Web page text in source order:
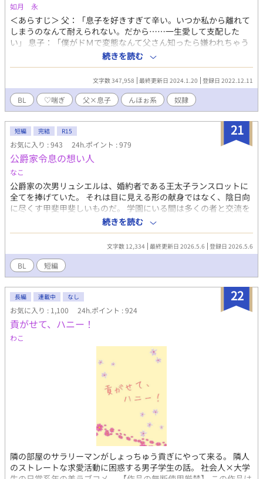
如月 永
＜あらすじ＞ 父：「息子を好きすぎて辛い。いつか私から離れて
しまうのなんて耐えられない。だから……一生愛して支配した
い」 息子：「僕がドＭで変態なんて父さん知ったら嫌われちゃう
よね。でも僕は母さんにしてたみたいにドＳな父さんに虐めて欲
しい」 父子家庭で仲良く暮らす二人は、実は長年両片思いだっ
た。 拗らせ過ぎた愛情はやっと成就し、ご主人様と奴隷の生活が
始まった。 ＜説明＆注意点＞ 父×息子。近親相姦。ストーリー性
０。エロ中心。ソフトＳＭ傾向。 設定も深くありませんので、血
の繋がりもそれほど気にせずとも読めるかも。 素人作品のため、
作者の気分次第で視点が急に変わったり、文体が変わる傾向があ
ります。特にエロ文章を試行錯誤中。 誤字脱字、話中の矛盾、変
態プレイなど気になら方はどうぞ頭からっぽにして読んでくださ
い。 ＜キャラクター覚書＞ ●父：御主人様。40代。Ｓっ気あり。
年齢に見合わず絶倫。妻（母）を亡くしてから息子が生きがい。
歪んだ愛が蓄積し、息子を奴隷とする。 息子を育てるために、在
宅で出来る仕事をし、家事全般にも優秀。 ●息子：大学生。20
代。快感に弱く流されやすい。父限定で淫乱ビッチ奴隷。物心が
ついた頃からドＭだと自覚あり。母似で、幼少は女の子とからか
われるのが嫌で、今は適度に身体を鍛えて身長も高い。通常時は
父を「オヤジ」、自分を「俺」と呼ぶが、えっちな状況や気分に
なると「父さん」「僕」と無意識に呼び方が変わる。 ●母（故
人）：作中にはほぼ出ませんが、息子が小学生の頃、病気で亡く
なる。父とは性癖が合い長年のセフレを経て妻になる。息子にと
っては母。
続きを読む
文字数 347,958 最終更新日 2024.1.20 登録日 2022.12.11
BL ♡喘ぎ 父×息子 んほぉ系 奴隷
21
短編 完結 R15
お気に入り : 943 24h.ポイント : 979
公爵家令息の想い人
なこ
公爵家の次男リュシエルは、婚約者である王太子ランスロットに
全てを捧げていた。 それは目に見える形の献身ではなく、陰日向
に尽くす甲斐甲斐しいものだ。 学園にいる間は多くの者と交流を
図りたいと言うランスロットの申し出でさえも、リュシエルは素
直に受け入れた。 ランスロットは側近候補の宰相令息と騎士家系
の令息、そして平民から伯爵家に養子縁組されたリオルに囲ま
れ、学園生活を満喫している。 彼等はいつも一緒だ。 笑いに溢
れ、仲睦まじく、他者が入り込める隙間はない。 リュシエルは何
度もランスロットに苦言を呈した。 もっと多くの者と交流を持つ
べきだと。初めにそう告げてきたのは、ランスロットではないか
と。 だが、その苦言が彼等に届くことのないまま、時は流れ卒園
を迎える。 学園の卒業と共に、リュシエルは本格的に王宮へと入
り、間も無く婚姻がなされる予定だった。 卒業の式典が終わり、
学生たちが初めて迎える公式な社交の場、卒業生やその親族達が
集う中、リュシエルは誰にもエスコートされることなく、一人ポ
ツンと彼等と対峙していた。 「リュシエル、其方との婚約解消を
陛下も公爵家も、既に了承済みだ。」 ランスロットの言葉に、こ
れまで一度も毅然とした態度を崩すことのなかったリュシエル
は、信じられないと膝から崩れ落ちた。 思い付きで書き上げまし
た。 全3話 他の連載途絶えている方も、ぼちぼち書き始める予定
です 書くことに億劫になり、リハビリ的に思いつくまま書いたの
で、矛盾とか色々スルーして頂けるとありがたいです
続きを読む
文字数 12,334 最終更新日 2026.5.6 登録日 2026.5.6
BL 短編
22
長編 連載中 なし
お気に入り : 1,100 24h.ポイント : 924
貢がせて、ハニー！
わこ
隣の部屋のサラリーマンがしょっちゅう貢ぎにやって来る。 隣人
のストレートな求愛活動に困惑する男子学生の話。 社会人×大学